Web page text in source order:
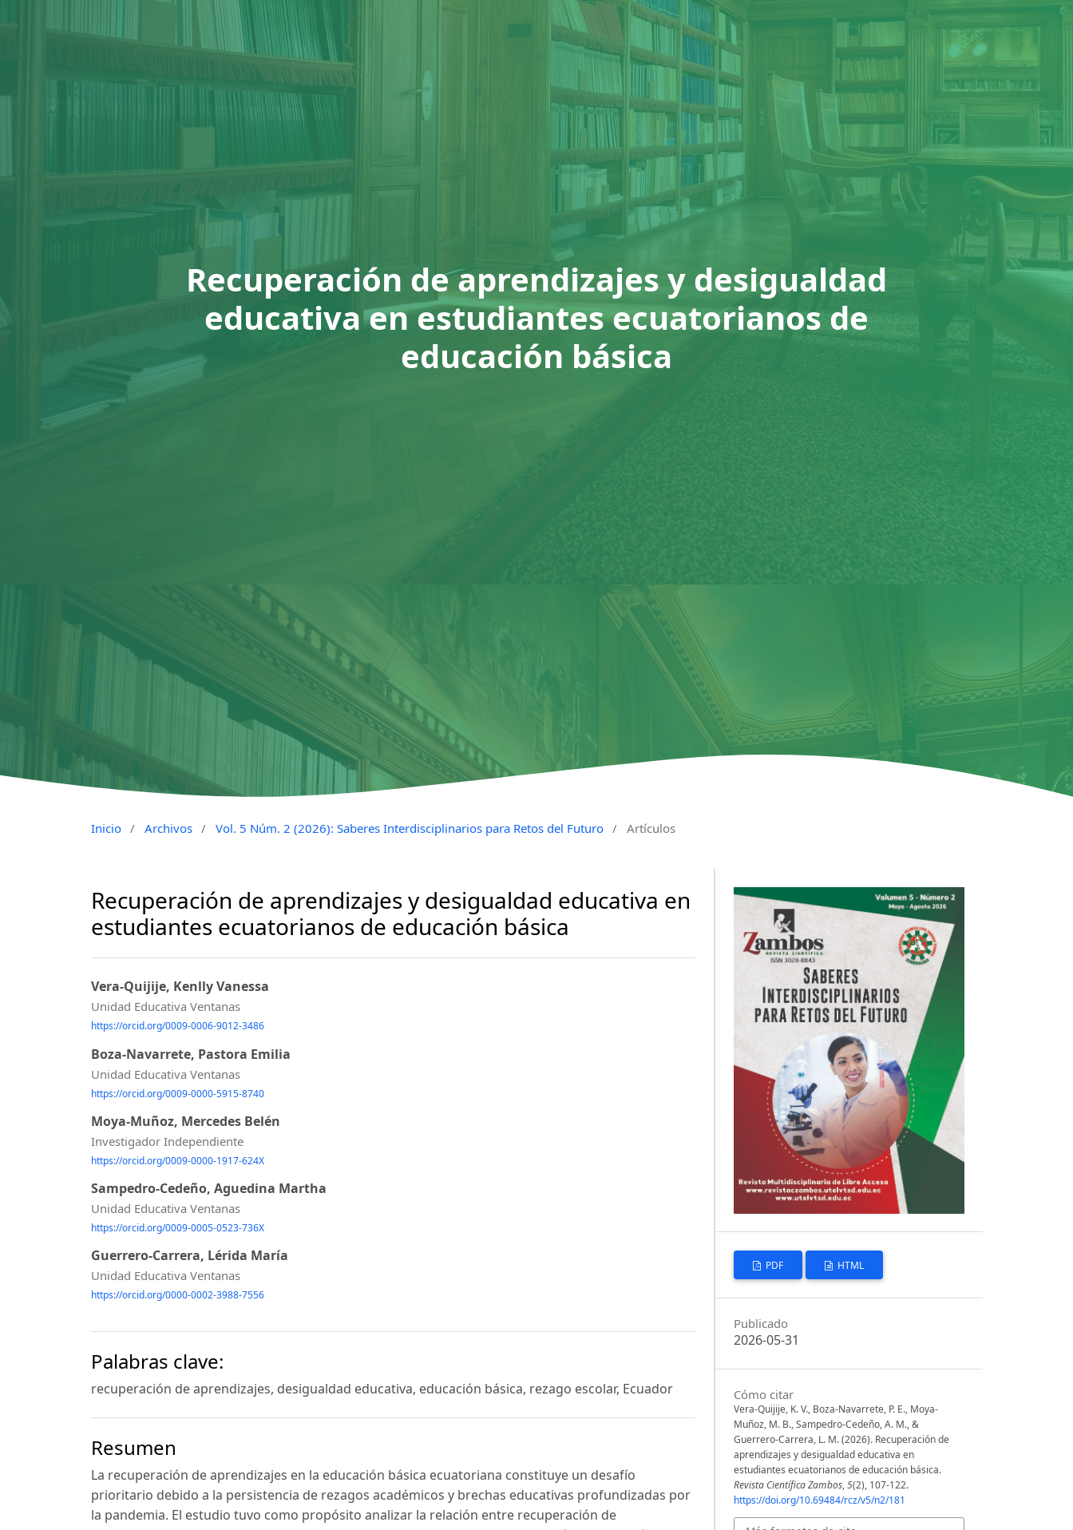
Recuperación de aprendizajes y desigualdad
educativa en estudiantes ecuatorianos de
educación básica
Inicio / Archivos / Vol. 5 Núm. 2 (2026): Saberes Interdisciplinarios para Retos del Futuro / Artículos
Recuperación de aprendizajes y desigualdad educativa en
estudiantes ecuatorianos de educación básica
Vera-Quijije, Kenlly Vanessa
Unidad Educativa Ventanas
https://orcid.org/0009-0006-9012-3486
Boza-Navarrete, Pastora Emilia
Unidad Educativa Ventanas
https://orcid.org/0009-0000-5915-8740
Moya-Muñoz, Mercedes Belén
Investigador Independiente
https://orcid.org/0009-0000-1917-624X
Sampedro-Cedeño, Aguedina Martha
Unidad Educativa Ventanas
https://orcid.org/0009-0005-0523-736X
Guerrero-Carrera, Lérida María
Unidad Educativa Ventanas
https://orcid.org/0000-0002-3988-7556
Palabras clave:
recuperación de aprendizajes, desigualdad educativa, educación básica, rezago escolar, Ecuador
Resumen
La recuperación de aprendizajes en la educación básica ecuatoriana constituye un desafío
prioritario debido a la persistencia de rezagos académicos y brechas educativas profundizadas por
la pandemia. El estudio tuvo como propósito analizar la relación entre recuperación de
PDF HTML
Publicado
2026-05-31
Cómo citar
Vera-Quijije, K. V., Boza-Navarrete, P. E., Moya-
Muñoz, M. B., Sampedro-Cedeño, A. M., &
Guerrero-Carrera, L. M. (2026). Recuperación de
aprendizajes y desigualdad educativa en
estudiantes ecuatorianos de educación básica.
Revista Científica Zambos,5(2), 107-122.
https://doi.org/10.69484/rcz/v5/n2/181